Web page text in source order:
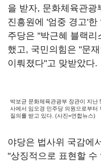
을 받자, 문화체육관광
진흥원에 '엄중 경고'
주당은 "박근혜 블랙
했고, 국민의힘은 "문
이뤄졌다"고 맞받았다.
박보균 문화체육관광부 장관이 지
사에서 임오경 민주당 의원으로부터
질의를 받고 있다. (사진=연합뉴스)
야당은 법사위 국감에
"상징적으로 표현할